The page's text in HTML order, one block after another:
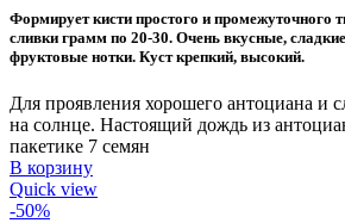
70 ₽.
40 ₽.
Формирует кисти простого и промежуточного
сливки грамм по 20-30. Очень вкусные,
фруктовые нотки. Куст крепкий, высокий.
Для проявления хорошего антоциана и
на солнце. Настоящий дождь из
пакетике 7 семян
В корзину
Quick view
-50%